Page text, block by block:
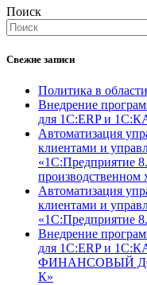
Поиск
Свежие записи
Политика в
Внедрение
для 1С:ERP и
Автоматизация
клиентами и
«1С:Предприятие
производственном
Автоматизация
клиентами и
«1С:Предприятие
Внедрение
для 1С:ERP и
ФИНАНСОВЫЙ
К»